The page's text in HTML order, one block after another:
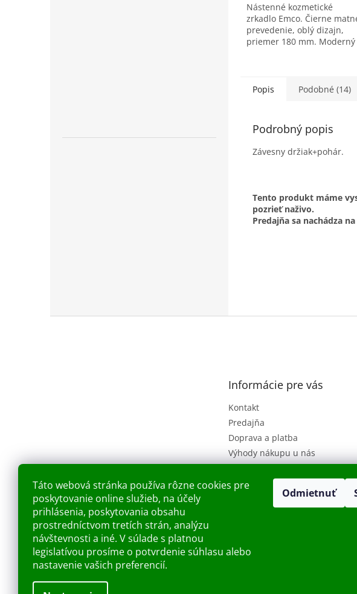
Táto webová stránka používa rôzne cookies pre
poskytovanie online služieb, na účely
prihlásenia, poskytovania obsahu
prostredníctvom tretích strán, analýzu
návštevnosti a iné. V súlade s platnou
legislatívou prosíme o potvrdenie súhlasu alebo
nastavenie vašich preferencií.
Odmietnuť
Nástenné kozmetické
zrkadlo Emco. Čierne
prevedenie, oblý dizajn,
priemer 180 mm. Moderný
Popis Podobné (14)
Podrobný popis
Závesny držiak+pohár.
Tento produkt máme
pozrieť naživo.
Predajňa sa nachádza
Informácie pre vás
Kontakt
Predajňa
Doprava a platba
Výhody nákupu u nás
Obchodné podmienky
Ochrana osobných údajov
Náš príbeh